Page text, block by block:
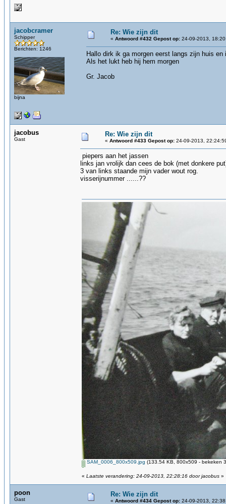
jacobcramer
Schipper
Berichten: 1246
bijna
Re: Wie zijn dit
« Antwoord #432 Gepost op: 24-09-2013,
Hallo dirk ik ga morgen eerst langs zijn huis
Als het lukt heb hij hem morgen
Gr. Jacob
jacobus
Gast
Re: Wie zijn dit
« Antwoord #433 Gepost op: 24-09-2013,
piepers aan het jassen
links jan vrolijk dan cees de bok (met donkere
3 van links staande mijn vader wout rog.
visserijnummer ......??
SAM_0006_800x509.jpg (133.54 KB, 800x509 - bekeken
« Laatste verandering: 24-09-2013, 22:28:16 door jacobus »
poon
Gast
Re: Wie zijn dit
« Antwoord #434 Gepost op: 24-09-2013,